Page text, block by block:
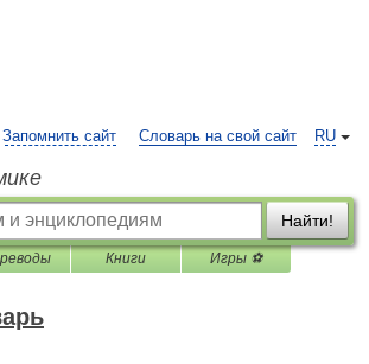
RU
Запомнить сайт Словарь на свой сайт
Найти!
Книги Игры ⚽